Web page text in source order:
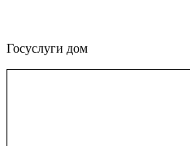
Госуслуги дом